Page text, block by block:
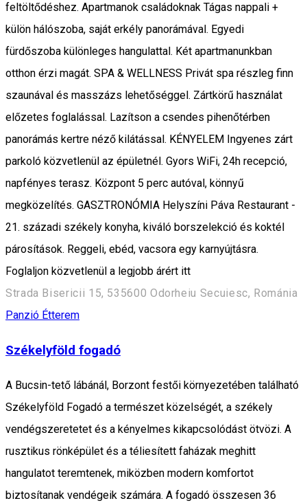
feltöltődéshez. Apartmanok családoknak Tágas nappali +
külön hálószoba, saját erkély panorámával. Egyedi
fürdőszoba különleges hangulattal. Két apartmanunkban
otthon érzi magát. SPA & WELLNESS Privát spa részleg finn
szaunával és masszázs lehetőséggel. Zártkörű használat
előzetes foglalással. Lazítson a csendes pihenőtérben
panorámás kertre néző kilátással. KÉNYELEM Ingyenes zárt
parkoló közvetlenül az épületnél. Gyors WiFi, 24h recepció,
napfényes terasz. Központ 5 perc autóval, könnyű
megközelítés. GASZTRONÓMIA Helyszíni Páva Restaurant -
21. századi székely konyha, kiváló borszelekció és koktél
párosítások. Reggeli, ebéd, vacsora egy karnyújtásra.
Foglaljon közvetlenül a legjobb árért itt
Strada Bisericii 15, 535600 Odorheiu Secuiesc, Románia
Panzió Étterem
Székelyföld fogadó
A Bucsin-tető lábánál, Borzont festői környezetében található
Székelyföld Fogadó a természet közelségét, a székely
vendégszeretetet és a kényelmes kikapcsolódást ötvözi. A
rusztikus rönképület és a téliesített faházak meghitt
hangulatot teremtenek, miközben modern komfortot
biztosítanak vendégeik számára. A fogadó összesen 36